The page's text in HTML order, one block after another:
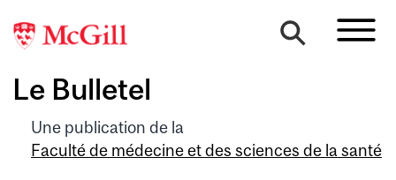
Le Bulletel
Une publication de la
Faculté de médecine et des sciences de la santé